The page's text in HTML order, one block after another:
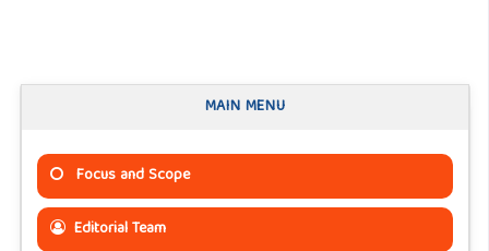
MAIN MENU
Focus and Scope
Editorial Team